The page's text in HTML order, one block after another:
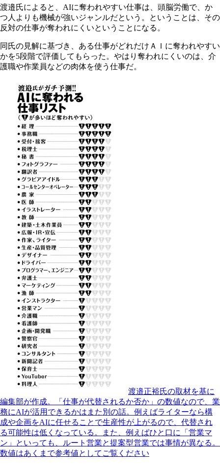
渡邉氏によると、AIに奪われやすい仕事は、頭脳労働で、か
つ人よりも機械が強いジャンルだという。ということは、その
反対の仕事が奪われにくいということになる。
同氏の見解に基づき、ある仕事がどれだけＡＩに奪われやすい
かを5段階で評価してもらった。やはり奪われにくいのは、介
護職や作業員などの肉体を使う仕事だ。
渡邉正裕氏の取材を基に
編集部が作成。「仕事が代替されるか否か」の数値なので、業
務にAIが活用できるかはまた別の話。例えばライターなら構
成や企画をAIに任せることで生産性が上がるので、代替され
る可能性は低くなっている。また、例えばひと口に「営業マ
ン」といっても、ルート営業と提案型営業では事情が異なる。
数値はあくまで参考値としてご覧ください